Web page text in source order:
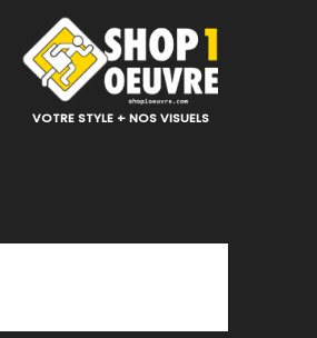
contenu
VOTRE STYLE + NOS VISUELS